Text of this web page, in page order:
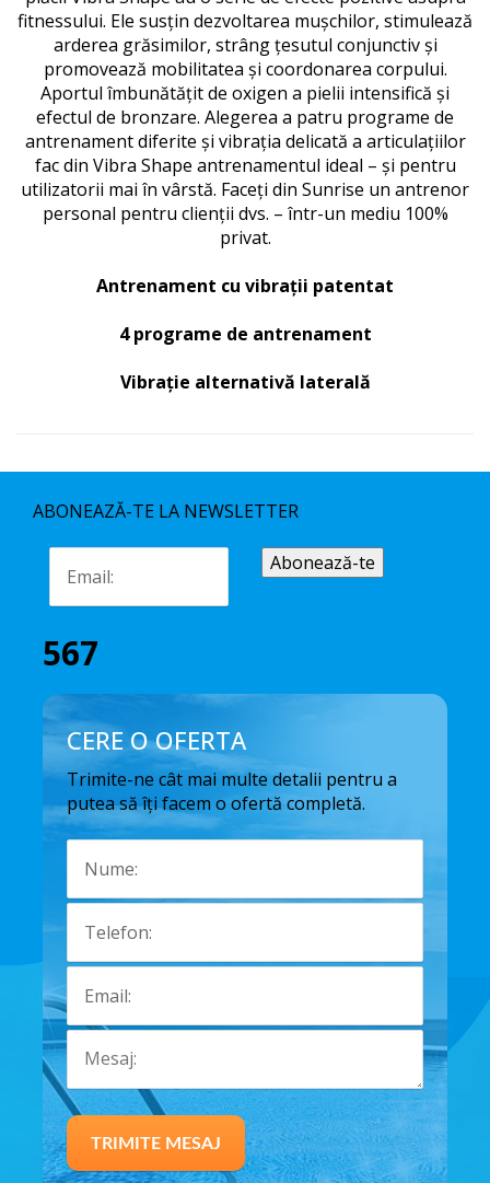
fitnessului. Ele susțin dezvoltarea mușchilor, stimulează
arderea grăsimilor, strâng țesutul conjunctiv și
promovează mobilitatea și coordonarea corpului.
Aportul îmbunătățit de oxigen a pielii intensifică și
efectul de bronzare. Alegerea a patru programe de
antrenament diferite și vibrația delicată a articulațiilor
fac din Vibra Shape antrenamentul ideal – și pentru
utilizatorii mai în vârstă. Faceți din Sunrise un antrenor
personal pentru clienții dvs. – într-un mediu 100%
privat.
Antrenament cu vibrații patentat
4 programe de antrenament
Vibrație alternativă laterală
ABONEAZĂ-TE LA NEWSLETTER
567
CERE O OFERTA
Trimite-ne cât mai multe detalii pentru a
putea să îți facem o ofertă completă.